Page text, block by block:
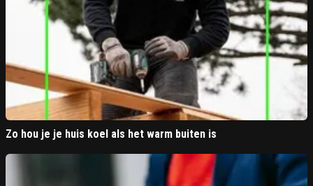
Zo hou je je huis koel als het warm buiten is